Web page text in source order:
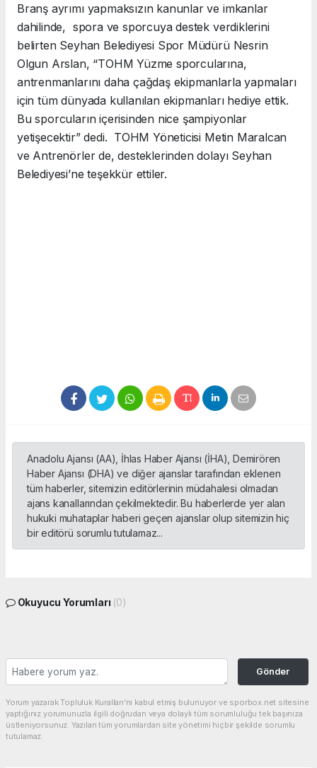
Branş ayrımı yapmaksızın kanunlar ve imkanlar
dahilinde, spora ve sporcuya destek verdiklerini
belirten Seyhan Belediyesi Spor Müdürü Nesrin
Olgun Arslan, “TOHM Yüzme sporcularına,
antrenmanlarını daha çağdaş ekipmanlarla yapmaları
için tüm dünyada kullanılan ekipmanları hediye ettik.
Bu sporcuların içerisinden nice şampiyonlar
yetişecektir” dedi. TOHM Yöneticisi Metin Maralcan
ve Antrenörler de, desteklerinden dolayı Seyhan
Belediyesi’ne teşekkür ettiler.
Anadolu Ajansı (AA), İhlas Haber Ajansı (İHA), Demirören
Haber Ajansı (DHA) ve diğer ajanslar tarafından eklenen
tüm haberler, sitemizin editörlerinin müdahalesi olmadan
ajans kanallarından çekilmektedir. Bu haberlerde yer alan
hukuki muhataplar haberi geçen ajanslar olup sitemizin hiç
bir editörü sorumlu tutulamaz...
Okuyucu Yorumları (0)
Gönder
Yorum yazarak Topluluk Kuralları’nı kabul etmiş bulunuyor ve sporbox.net sitesine
yaptığınız yorumunuzla ilgili doğrudan veya dolaylı tüm sorumluluğu tek başınıza
üstleniyorsunuz. Yazılan tüm yorumlardan site yönetimi hiçbir şekilde sorumlu
tutulamaz.